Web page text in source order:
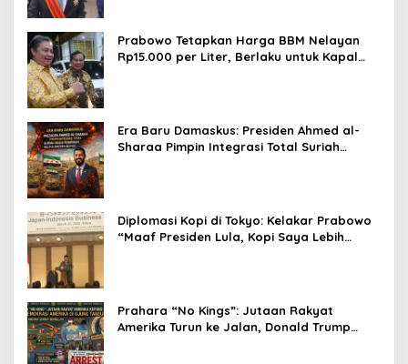
Prabowo Tetapkan Harga BBM Nelayan
Rp15.000 per Liter, Berlaku untuk Kapal
Era Baru Damaskus: Presiden Ahmed al-
Sharaa Pimpin Integrasi Total Suriah
Diplomasi Kopi di Tokyo: Kelakar Prabowo
“Maaf Presiden Lula, Kopi Saya Lebih
Prahara “No Kings”: Jutaan Rakyat
Amerika Turun ke Jalan, Donald Trump